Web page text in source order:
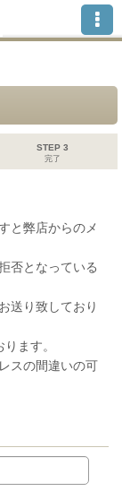
STEP 3
完了
と弊店からのメ
否となっている
送り致しており
ます。
スの間違いの可